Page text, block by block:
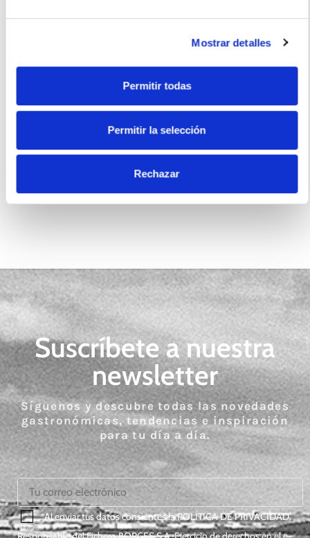
Mostrar detalles
Permitir todas
Permitir la selección
Rechazar
Certificados
Suscríbete a nuestra
newsletter
Síguenos y descubre todas las novedades
gastronómicas, tendencias e inspiración
para tu día a día.
*Al enviar tus datos consientes laPOLÍTICA DE PRIVACIDAD.